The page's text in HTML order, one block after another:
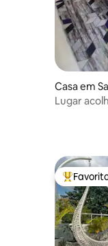
Casa em
Lugar
Favoritos